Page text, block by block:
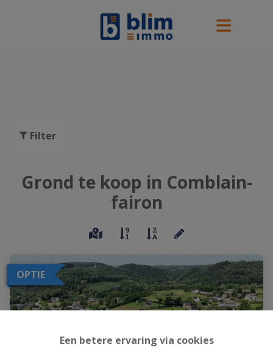
Een betere ervaring via cookies
Filter
Grond te koop in Comblain-
fairon
OPTIE